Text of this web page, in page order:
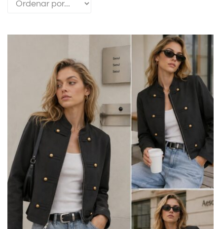
BEAUTY
PERFUMES
BISUTERIA
BOLSOS Y MONEDEROS
COMPLEMENTOS
TECNOLOGIA